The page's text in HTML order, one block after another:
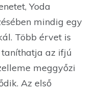
Yoda
mindig egy
Több érvet is
az ifjú
meggyőzi
Az első